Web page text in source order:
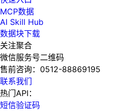
MCP数据
AI Skill Hub
数据块下载
关注聚合
微信服务号二维码
售前咨询： 0512-88869195
联系我们
热门API：
短信验证码